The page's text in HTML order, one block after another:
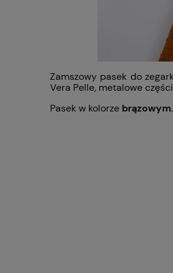
Zamszowy pasek do
Vera Pelle, metalowe
Pasek w kolorze brązowym.